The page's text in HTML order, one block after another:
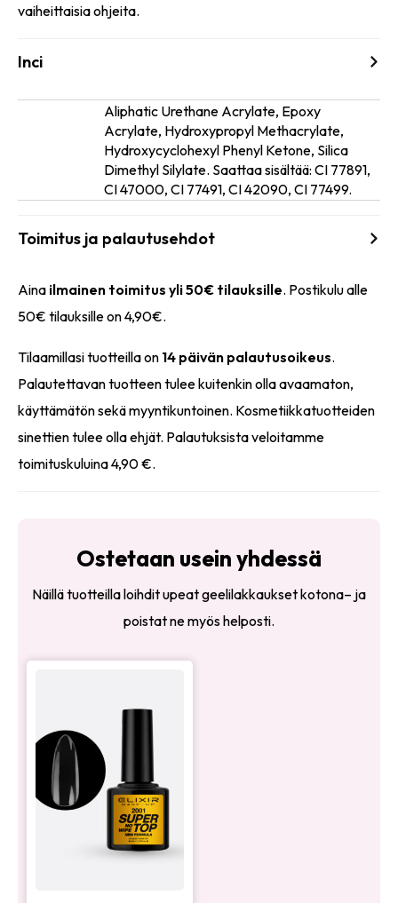
vaiheittaisia ohjeita.
Inci
Aliphatic Urethane Acrylate, Epoxy
Acrylate, Hydroxypropyl Methacrylate,
Hydroxycyclohexyl Phenyl Ketone, Silica
Dimethyl Silylate. Saattaa sisältää: CI 77891,
CI 47000, CI 77491, CI 42090, CI 77499.
Toimitus ja palautusehdot
Aina ilmainen toimitus yli 50€ tilauksille. Postikulu alle
50€ tilauksille on 4,90€.
Tilaamillasi tuotteilla on 14 päivän palautusoikeus.
Palautettavan tuotteen tulee kuitenkin olla avaamaton,
käyttämätön sekä myyntikuntoinen. Kosmetiikkatuotteiden
sinettien tulee olla ehjät. Palautuksista veloitamme
toimituskuluina 4,90 €.
Ostetaan usein yhdessä
Näillä tuotteilla loihdit upeat geelilakkaukset kotona– ja
poistat ne myös helposti.